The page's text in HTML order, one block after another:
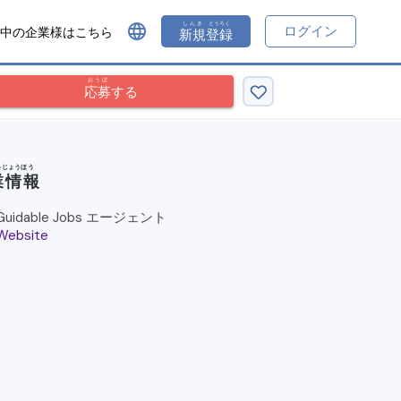
の企業様はこちら language 新規
しんき
登録
とうろく
ログイン
応募
おうぼ
する
情報
ょうほう
Jobs エージェント